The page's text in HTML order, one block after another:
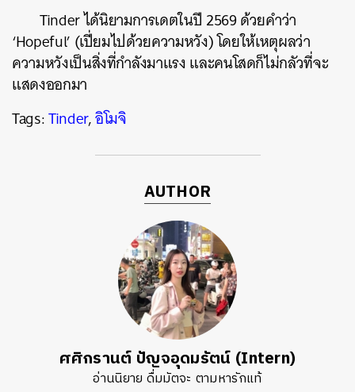
Tinder ได้นิยามการเดตในปี 2569 ด้วยคำว่า
‘Hopeful’ (เปี่ยมไปด้วยความหวัง) โดยให้เหตุผลว่า
ความหวังเป็นสิ่งที่กำลังมาแรง และคนโสดก็ไม่กลัวที่จะ
แสดงออกมา
Tags:Tinder,อิโมจิ
AUTHOR
ศศิกรานต์ ปัญจอุดมรัตน์ (Intern)
อ่านนิยาย ดื่มมัตจะ ตามหารักแท้